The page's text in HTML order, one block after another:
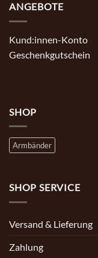
ANGEBOTE
Kund:innen-Konto
Geschenkgutschein
SHOP
Armbänder
SHOP SERVICE
Versand & Lieferung
Zahlung